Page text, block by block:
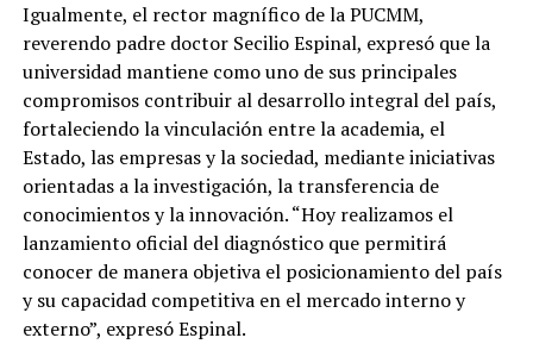
Igualmente, el rector magnífico de la PUCMM,
reverendo padre doctor Secilio Espinal, expresó que la
universidad mantiene como uno de sus principales
compromisos contribuir al desarrollo integral del país,
fortaleciendo la vinculación entre la academia, el
Estado, las empresas y la sociedad, mediante iniciativas
orientadas a la investigación, la transferencia de
conocimientos y la innovación. “Hoy realizamos el
lanzamiento oficial del diagnóstico que permitirá
conocer de manera objetiva el posicionamiento del país
y su capacidad competitiva en el mercado interno y
externo”, expresó Espinal.